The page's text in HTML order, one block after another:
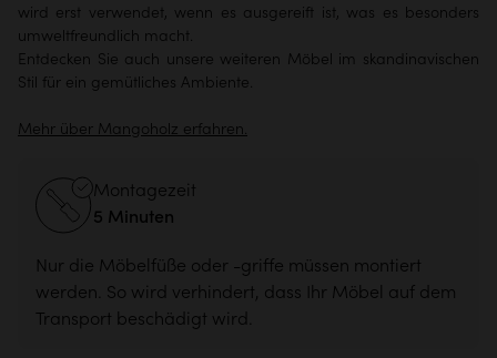
wird erst verwendet, wenn es ausgereift ist, was es besonders
umweltfreundlich macht.
Entdecken Sie auch unsere weiteren Möbel im skandinavischen
Stil für ein gemütliches Ambiente.
Mehr über Mangoholz erfahren.
Montagezeit
5 Minuten
Nur die Möbelfüße oder -griffe müssen montiert
werden. So wird verhindert, dass Ihr Möbel auf dem
Transport beschädigt wird.